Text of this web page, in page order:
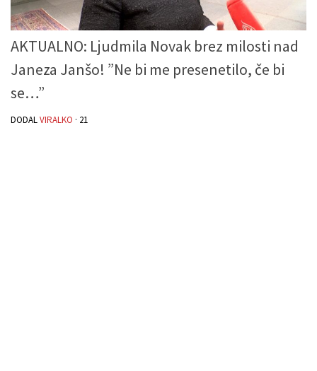
AKTUALNO: Ljudmila Novak brez milosti nad
Janeza Janšo! ”Ne bi me presenetilo, če bi
se…”
DODALVIRALKO · 21